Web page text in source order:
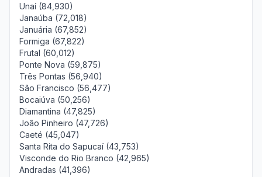
Unaí (84,930)
Janaúba (72,018)
Januária (67,852)
Formiga (67,822)
Frutal (60,012)
Ponte Nova (59,875)
Três Pontas (56,940)
São Francisco (56,477)
Bocaiúva (50,256)
Diamantina (47,825)
João Pinheiro (47,726)
Caeté (45,047)
Santa Rita do Sapucaí (43,753)
Visconde do Rio Branco (42,965)
Andradas (41,396)